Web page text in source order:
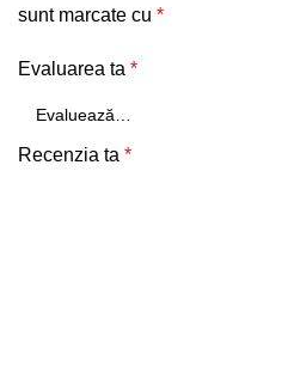
sunt marcate cu *
Evaluarea ta *
Recenzia ta *